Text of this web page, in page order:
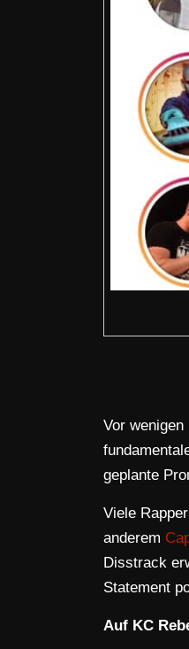
Vor
geplante
Viele
anderem
Disstrack
Statement
Auf KC